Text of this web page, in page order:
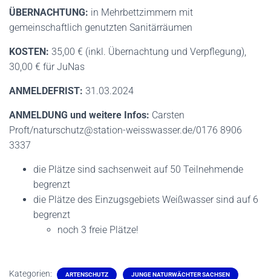
ÜBERNACHTUNG: in Mehrbettzimmern mit
gemeinschaftlich genutzten Sanitärräumen
KOSTEN: 35,00 € (inkl. Übernachtung und Verpflegung),
30,00 € für JuNas
ANMELDEFRIST: 31.03.2024
ANMELDUNG und weitere Infos: Carsten
Proft/naturschutz@station-weisswasser.de/0176 8906
3337
die Plätze sind sachsenweit auf 50 Teilnehmende
begrenzt
die Plätze des Einzugsgebiets Weißwasser sind auf 6
begrenzt
noch 3 freie Plätze!
Kategorien: ARTENSCHUTZ JUNGE NATURWÄCHTER SACHSEN